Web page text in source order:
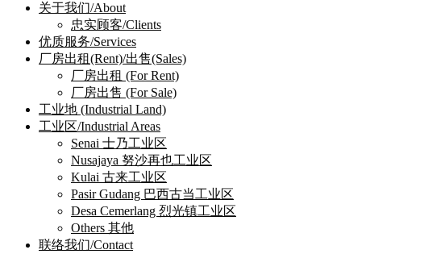
关于我们/About
忠实顾客/Clients
优质服务/Services
厂房出租(Rent)/出售(Sales)
厂房出租 (For Rent)
厂房出售 (For Sale)
工业地 (Industrial Land)
工业区/Industrial Areas
Senai 士乃工业区
Nusajaya 努沙再也工业区
Kulai 古来工业区
Pasir Gudang 巴西古当工业区
Desa Cemerlang 烈光镇工业区
Others 其他
联络我们/Contact